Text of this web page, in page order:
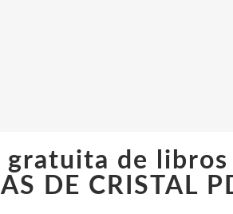
gratuita de
DE CRISTAL